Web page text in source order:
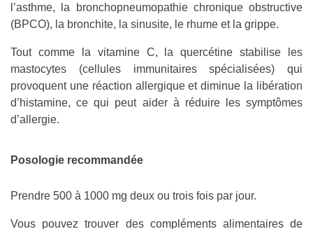
l’asthme, la bronchopneumopathie chronique obstructive
(BPCO), la bronchite, la sinusite, le rhume et la grippe.
Tout comme la vitamine C, la quercétine stabilise les
mastocytes (cellules immunitaires spécialisées) qui
provoquent une réaction allergique et diminue la libération
d’histamine, ce qui peut aider à réduire les symptômes
d’allergie.
Posologie recommandée
Prendre 500 à 1000 mg deux ou trois fois par jour.
Vous pouvez trouver des compléments alimentaires de